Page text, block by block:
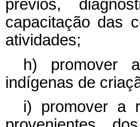
prévios,
capacitação das
atividades;
h) promover
indígenas de
i) promover a